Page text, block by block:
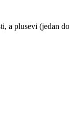
a plusevi (jedan